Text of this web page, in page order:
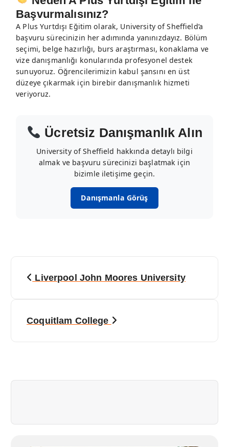
Başvurmalısınız?
A Plus Yurtdışı Eğitim olarak, University of Sheffield’a
başvuru sürecinizin her adımında yanınızdayız. Bölüm
seçimi, belge hazırlığı, burs araştırması, konaklama ve
vize danışmanlığı konularında profesyonel destek
sunuyoruz. Öğrencilerimizin kabul şansını en üst
düzeye çıkarmak için birebir danışmanlık hizmeti
veriyoruz.
Ücretsiz Danışmanlık Alın
University of Sheffield hakkında detaylı bilgi
almak ve başvuru sürecinizi başlatmak için
bizimle iletişime geçin.
Danışmanla Görüş
e
i
Liverpool John Moores University
Coquitlam College